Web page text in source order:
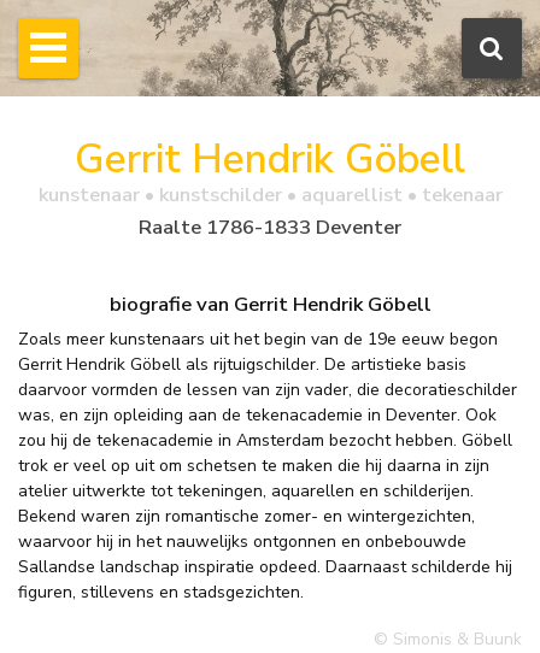
Gerrit Hendrik Göbell
kunstenaar • kunstschilder • aquarellist • tekenaar
Raalte 1786-1833 Deventer
biografie van Gerrit Hendrik Göbell
Zoals meer kunstenaars uit het begin van de 19e eeuw begon
Gerrit Hendrik Göbell als rijtuigschilder. De artistieke basis
daarvoor vormden de lessen van zijn vader, die decoratieschilder
was, en zijn opleiding aan de tekenacademie in Deventer. Ook
zou hij de tekenacademie in Amsterdam bezocht hebben. Göbell
trok er veel op uit om schetsen te maken die hij daarna in zijn
atelier uitwerkte tot tekeningen, aquarellen en schilderijen.
Bekend waren zijn romantische zomer- en wintergezichten,
waarvoor hij in het nauwelijks ontgonnen en onbebouwde
Sallandse landschap inspiratie opdeed. Daarnaast schilderde hij
figuren, stillevens en stadsgezichten.
© Simonis & Buunk